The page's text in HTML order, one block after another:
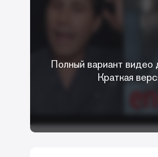
Полный вариант видео
Краткая